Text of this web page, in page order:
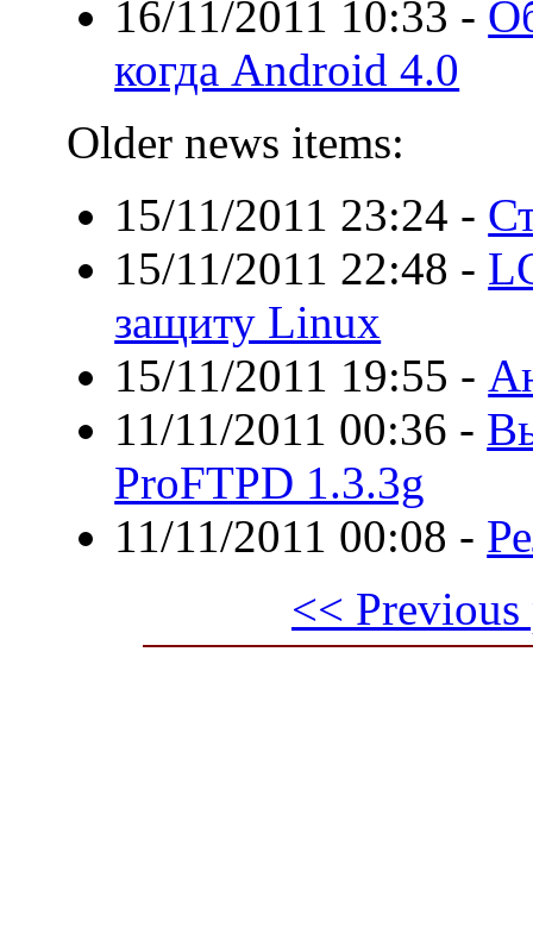
16/11/2011 10:33 -
когда Android 4.0
Older news items:
15/11/2011 23:24 -
15/11/2011 22:48 -
защиту Linux
15/11/2011 19:55 -
11/11/2011 00:36 -
ProFTPD 1.3.3g
11/11/2011 00:08 -
<< Previous